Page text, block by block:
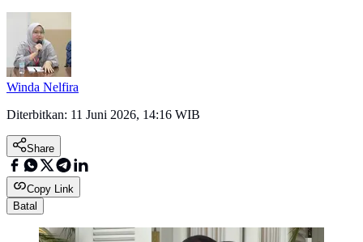
Winda Nelfira
Diterbitkan: 11 Juni 2026, 14:16 WIB
Share
Copy Link
Batal